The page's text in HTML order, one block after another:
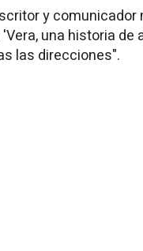
y comunicador
una historia de
las direcciones".